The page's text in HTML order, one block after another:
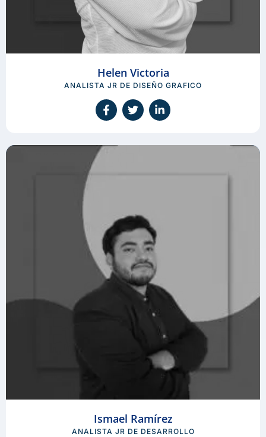
Helen Victoria
ANALISTA JR DE DISEÑO GRAFICO
Ismael Ramírez
ANALISTA JR DE DESARROLLO